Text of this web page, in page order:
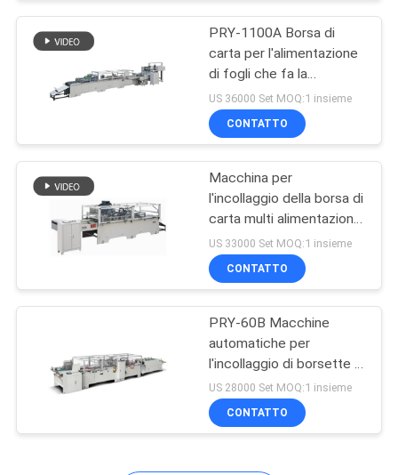
macchina stampa
offset
Macchina da
stampa flexo
41
PRY-1100A Borsa di
carta per l'alimentazione
di fogli che fa la
macchina per la
formatura di sacchetti a
macchina
US 36000 Set MOQ:1 insieme
CONTATTO
Macchina per
l'incollaggio della borsa di
carta multi alimentazione
industriale a fondo
quadrato PRY-50B
US 33000 Set MOQ:1 insieme
CONTATTO
PRY-60B Macchine
automatiche per
l'incollaggio di borsette di
carta ad alimentazione
multipla industriale a
fondo quadrato
US 28000 Set MOQ:1 insieme
CONTATTO